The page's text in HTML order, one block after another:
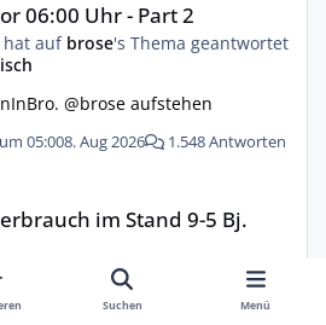
06:00 Uhr - Part 2
hat auf brose's Thema geantwortet
SonnigeDreizehnInBro. @brose aufstehen
05:008. Aug 2026 1.548 Antworten
im Stand 9-5 Bj.
auf 's Thema geantwortet in
Suchen Menü